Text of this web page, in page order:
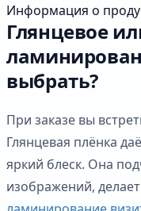
Информация о
Глянцевое
выбрать?
При заказе вы
Глянцевая плёнка
яркий блеск. Она
изображений,